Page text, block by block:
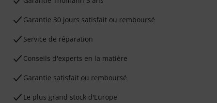
Garantie 30 jours satisfait ou remboursé
Service de réparation
Conseils d'experts en la matière
Garantie satisfait ou remboursé
Le plus grand stock d'Europe